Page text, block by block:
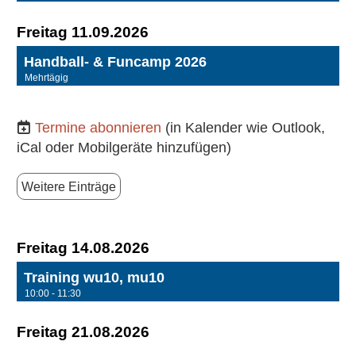
Freitag 11.09.2026
Handball- & Funcamp 2026
Mehrtägig
Termine abonnieren (in Kalender wie Outlook,
iCal oder Mobilgeräte hinzufügen)
Weitere Einträge
Freitag 14.08.2026
Training wu10, mu10
10:00 - 11:30
Freitag 21.08.2026